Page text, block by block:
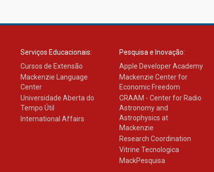
Serviços Educacionais:
Cursos de Extensão
Mackenzie Language
Center
Universidade Aberta do
Tempo Útil
International Affairs
Pesquisa e Inovação:
Apple Developer Academy
Mackenzie Center for
Economic Freedom
CRAAM - Center for Radio
Astronomy and
Astrophysics at
Mackenzie
Research Coordination
Vitrine Tecnologica
MackPesquisa